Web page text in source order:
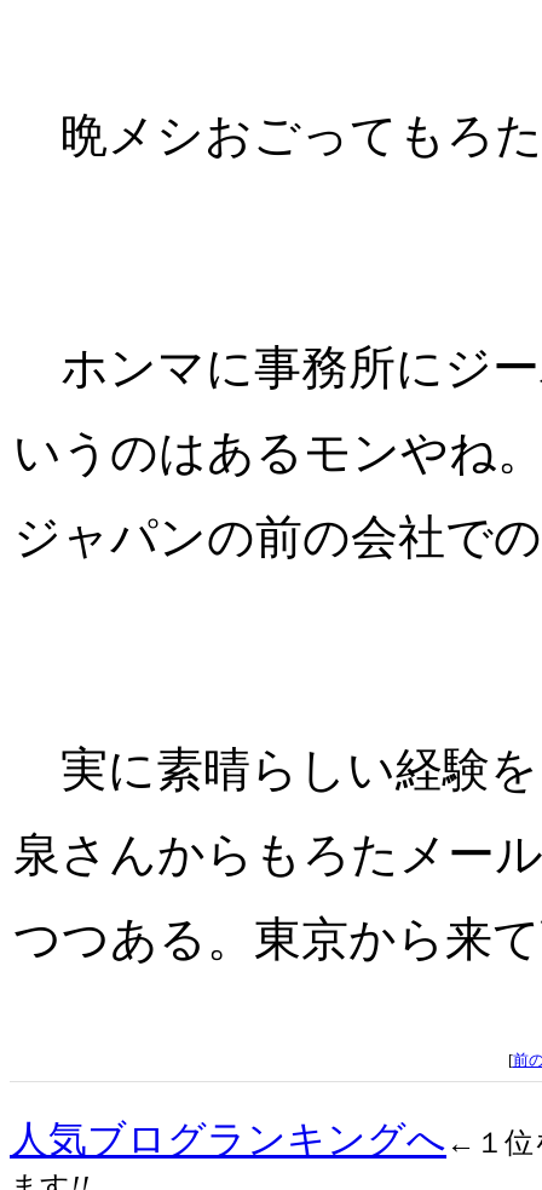
晩メシおごってもろ
ホンマに事務所にジ
いうのはあるモンやね
ジャパンの前の会社で
実に素晴らしい経験
泉さんからもろたメー
つつある。東京から来
[前
人気ブログランキングへ ←１位